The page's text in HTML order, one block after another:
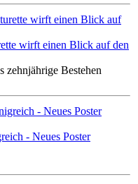
wirft einen Blick auf den
Bestehen
- Neues Poster